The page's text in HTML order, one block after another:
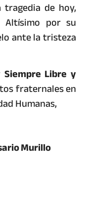
de hoy,
Altísimo por su
ante la tristeza
Libre y
fraternales en
Humanas,
Murillo